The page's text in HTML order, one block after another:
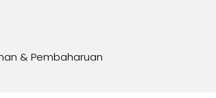
& Pembaharuan